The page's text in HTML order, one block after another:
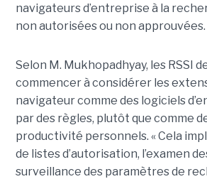
navigateurs d’entreprise à la
non autorisées ou non approuvées.
Selon M. Mukhopadhyay, les RSSI
commencer à considérer les
navigateur comme des logiciels
par des règles, plutôt que comme
productivité personnels. « Cela
de listes d’autorisation, l’examen
surveillance des paramètres de